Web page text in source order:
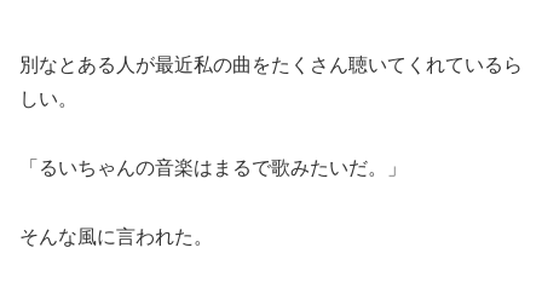
別なとある人が最近私の曲をたくさん聴いてくれているら
しい。
「るいちゃんの音楽はまるで歌みたいだ。」
そんな風に言われた。